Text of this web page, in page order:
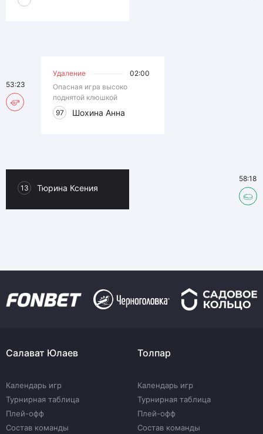
Удаление
02:00
Опасная игра высоко
поднятой клюшкой
97
Шохина Анна
53:23
13 Тюрина Ксения
58:18
Салават Юлаев
Календарь игр
Турнирная таблица
Плей-офф
Состав команды
Толпар
Календарь игр
Турнирная таблица
Плей-офф
Состав команды